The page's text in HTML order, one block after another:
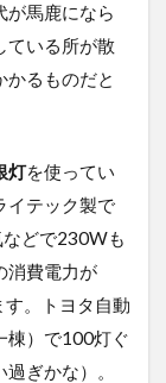
が馬鹿になら
ている所が散
かるものだと
灯を使ってい
イテック製で
どで230Wも
消費電力が
。トヨタ自動
棟）で100灯ぐ
ぎかな）。